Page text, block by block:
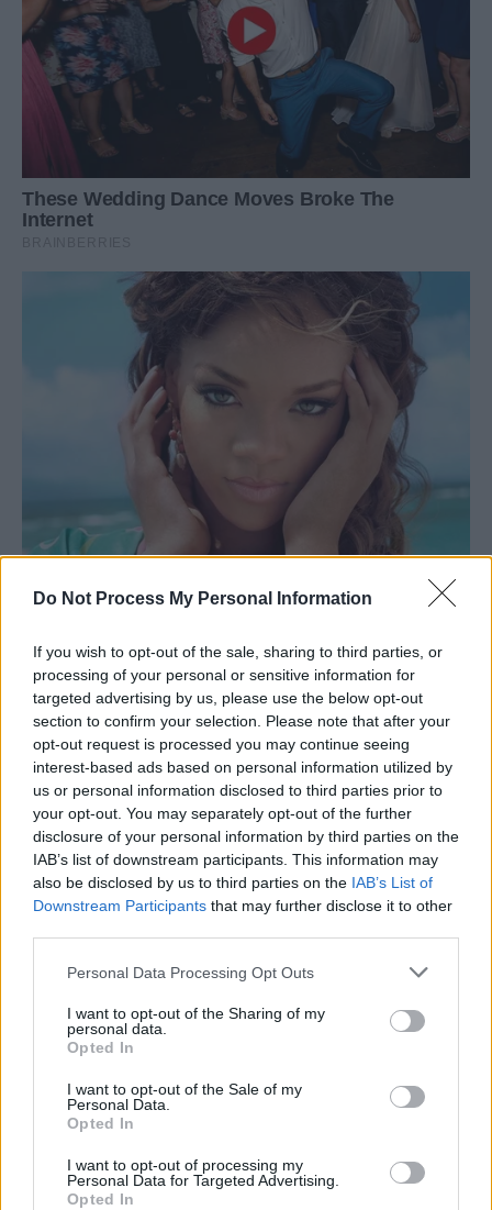
Do Not Process My Personal Information
If you wish to opt-out of the sale, sharing to third parties, or
processing of your personal or sensitive information for
targeted advertising by us, please use the below opt-out
section to confirm your selection. Please note that after your
opt-out request is processed you may continue seeing
interest-based ads based on personal information utilized by
us or personal information disclosed to third parties prior to
your opt-out. You may separately opt-out of the further
disclosure of your personal information by third parties on the
IAB’s list of downstream participants. This information may
also be disclosed by us to third parties on the IAB’s List of
Downstream Participants that may further disclose it to other
Personal Data Processing Opt Outs
I want to opt-out of the Sharing of my
personal data.
Opted In
I want to opt-out of the Sale of my
Personal Data.
Opted In
I want to opt-out of processing my
Personal Data for Targeted Advertising.
Opted In